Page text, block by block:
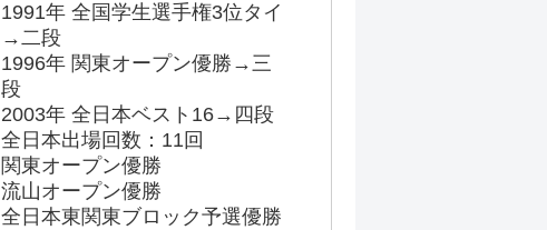
1991年 全国学生選手権3位タイ
→二段
1996年 関東オープン優勝→三
段
2003年 全日本ベスト16→四段
全日本出場回数：11回
関東オープン優勝
流山オープン優勝
全日本東関東ブロック予選優勝